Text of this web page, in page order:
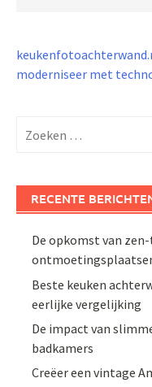
moderniseer met
naar:
RECENTE
De opkomst van
Beste keuken
eerlijke vergelijking
De impact van
badkamers
Creëer een vintage